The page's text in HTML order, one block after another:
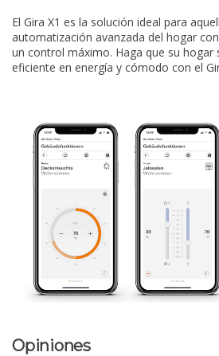
El Gira X1 es la solución ideal para
automatización avanzada del hogar
un control máximo. Haga que su hogar
eficiente en energía y cómodo con el
Opiniones